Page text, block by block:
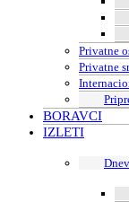
Privatne
Privatne
BORAVCI
IZLETI